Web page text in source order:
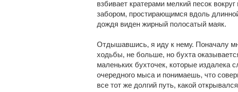
взбивает кратерами мелкий песок
забором, простирающимся вдоль
дождя виден жирный полосатый маяк.
Отдышавшись, я иду к нему. Поначалу
ходьбы, не больше, но бухта
маленьких бухточек, которые
очередного мыса и понимаешь, что
все тот же долгий путь, какой